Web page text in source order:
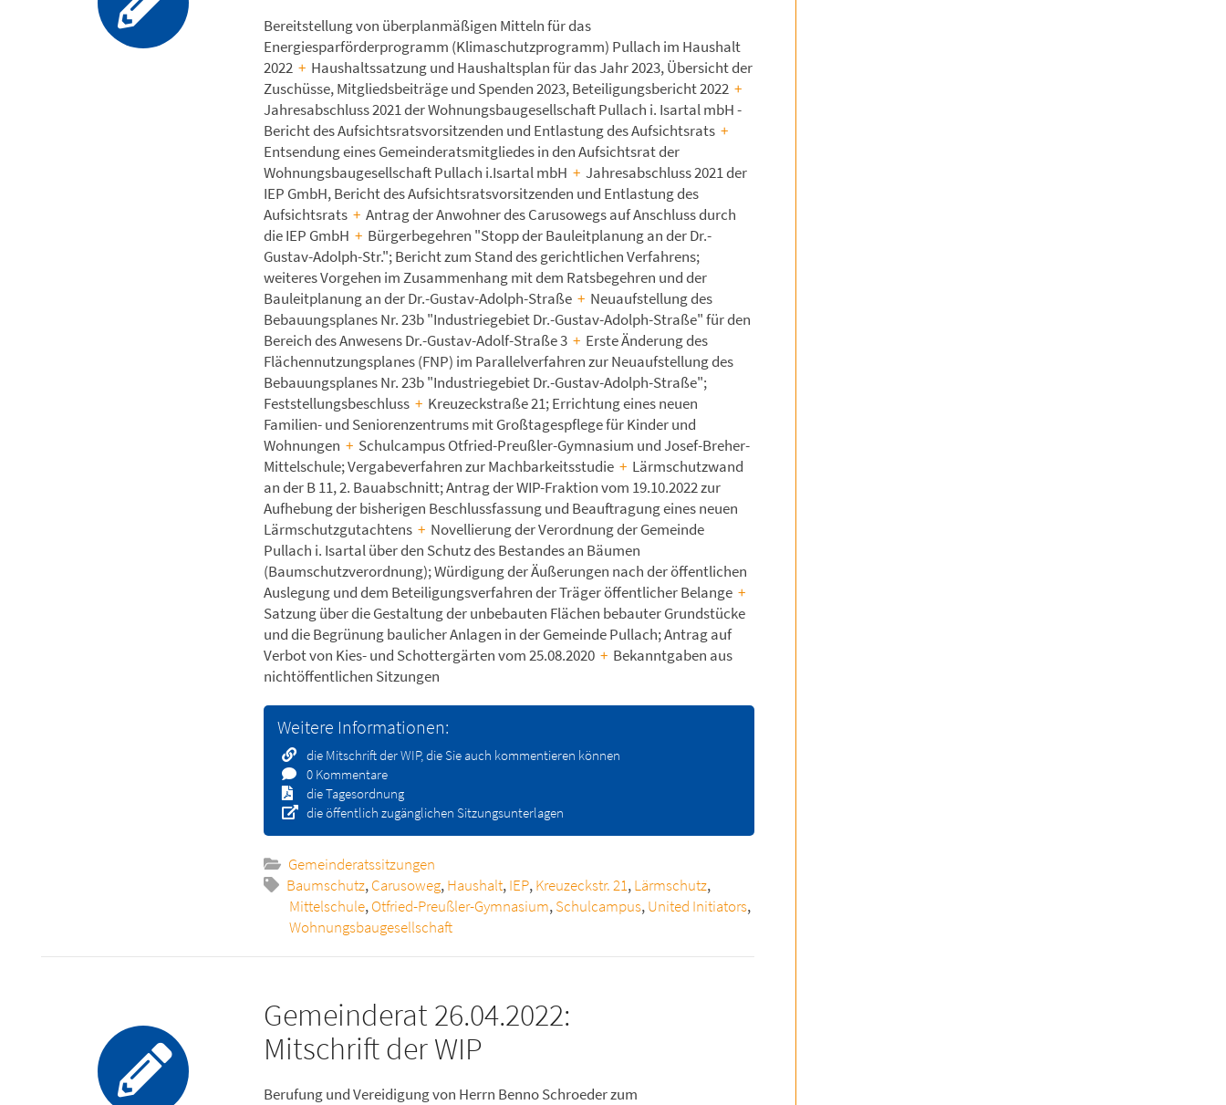
Bereitstellung von überplanmäßigen Mitteln für das
Energiesparförderprogramm (Klimaschutzprogramm) Pullach im Haushalt
2022 + Haushaltssatzung und Haushaltsplan für das Jahr 2023, Übersicht der
Zuschüsse, Mitgliedsbeiträge und Spenden 2023, Beteiligungsbericht 2022 +
Jahresabschluss 2021 der Wohnungsbaugesellschaft Pullach i. Isartal mbH -
Bericht des Aufsichtsratsvorsitzenden und Entlastung des Aufsichtsrats +
Entsendung eines Gemeinderatsmitgliedes in den Aufsichtsrat der
Wohnungsbaugesellschaft Pullach i.Isartal mbH + Jahresabschluss 2021 der
IEP GmbH, Bericht des Aufsichtsratsvorsitzenden und Entlastung des
Aufsichtsrats + Antrag der Anwohner des Carusowegs auf Anschluss durch
die IEP GmbH + Bürgerbegehren "Stopp der Bauleitplanung an der Dr.-
Gustav-Adolph-Str."; Bericht zum Stand des gerichtlichen Verfahrens;
weiteres Vorgehen im Zusammenhang mit dem Ratsbegehren und der
Bauleitplanung an der Dr.-Gustav-Adolph-Straße + Neuaufstellung des
Bebauungsplanes Nr. 23b "Industriegebiet Dr.-Gustav-Adolph-Straße" für den
Bereich des Anwesens Dr.-Gustav-Adolf-Straße 3 + Erste Änderung des
Flächennutzungsplanes (FNP) im Parallelverfahren zur Neuaufstellung des
Bebauungsplanes Nr. 23b "Industriegebiet Dr.-Gustav-Adolph-Straße";
Feststellungsbeschluss + Kreuzeckstraße 21; Errichtung eines neuen
Familien- und Seniorenzentrums mit Großtagespflege für Kinder und
Wohnungen + Schulcampus Otfried-Preußler-Gymnasium und Josef-Breher-
Mittelschule; Vergabeverfahren zur Machbarkeitsstudie + Lärmschutzwand
an der B 11, 2. Bauabschnitt; Antrag der WIP-Fraktion vom 19.10.2022 zur
Aufhebung der bisherigen Beschlussfassung und Beauftragung eines neuen
Lärmschutzgutachtens + Novellierung der Verordnung der Gemeinde
Pullach i. Isartal über den Schutz des Bestandes an Bäumen
(Baumschutzverordnung); Würdigung der Äußerungen nach der öffentlichen
Auslegung und dem Beteiligungsverfahren der Träger öffentlicher Belange +
Satzung über die Gestaltung der unbebauten Flächen bebauter Grundstücke
und die Begrünung baulicher Anlagen in der Gemeinde Pullach; Antrag auf
Verbot von Kies- und Schottergärten vom 25.08.2020 + Bekanntgaben aus
nichtöffentlichen Sitzungen
Weitere Informationen:
die Mitschrift der WIP, die Sie auch kommentieren können
0 Kommentare
die Tagesordnung
die öffentlich zugänglichen Sitzungsunterlagen
Gemeinderatssitzungen
Baumschutz,Carusoweg,Haushalt,IEP,Kreuzeckstr. 21,Lärmschutz,
Mittelschule,Otfried-Preußler-Gymnasium,Schulcampus,United Initiators,
Wohnungsbaugesellschaft
Gemeinderat 26.04.2022:
Mitschrift der WIP
Berufung und Vereidigung von Herrn Benno Schroeder zum